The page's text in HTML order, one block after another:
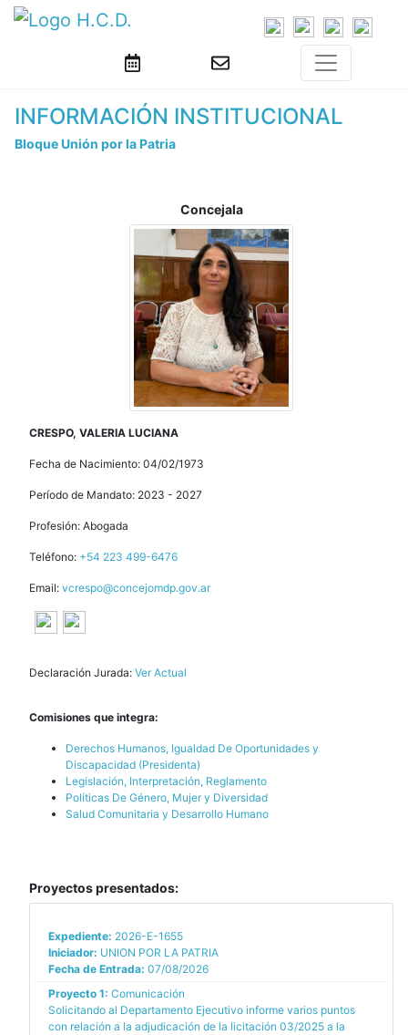
INFORMACIÓN INSTITUCIONAL
Bloque Unión por la Patria
Concejala
CRESPO, VALERIA LUCIANA
Fecha de Nacimiento: 04/02/1973
Período de Mandato: 2023 - 2027
Profesión: Abogada
Teléfono: +54 223 499-6476
Email: vcrespo@concejomdp.gov.ar
Declaración Jurada: Ver Actual
Comisiones que integra:
Derechos Humanos, Igualdad De Oportunidades y
Discapacidad (Presidenta)
Legislación, Interpretación, Reglamento
Políticas De Género, Mujer y Diversidad
Salud Comunitaria y Desarrollo Humano
Proyectos presentados:
Expediente: 2026-E-1655
Iniciador: UNION POR LA PATRIA
Fecha de Entrada: 07/08/2026
Proyecto 1: Comunicación
Solicitando al Departamento Ejecutivo informe varios puntos
con relación a la adjudicación de la licitación 03/2025 a la